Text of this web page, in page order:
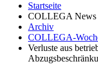
Startseite
COLLEGA News
Archiv
COLLEGA-
Verluste aus